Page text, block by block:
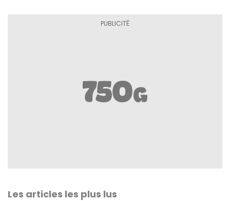
Les articles les plus lus